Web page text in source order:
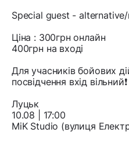
Special guest -
Ціна : 300грн онлайн
400грн на вході
Для учасників бойових
посвідчення вхід вільний❗️
Луцьк
10.08 | 17:00
MiK Studio (вулиця